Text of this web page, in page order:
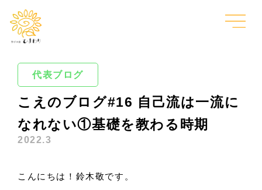
代表ブログ
こえのブログ#16 自己流は一流に
なれない①基礎を教わる時期
2022.3
こんにちは！鈴木敬です。